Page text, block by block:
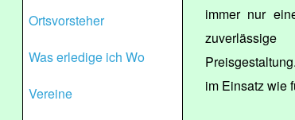
Ortsvorsteher
Was erledige ich Wo
Vereine
immer nur
im Einsatz wie